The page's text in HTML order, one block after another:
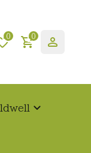
0 0